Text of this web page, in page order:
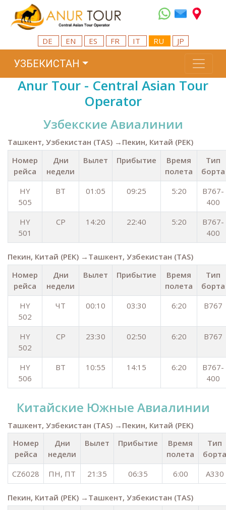
DE EN ES FR IT RU JP
УЗБЕКИСТАН
Anur Tour - Central Asian Tour
Operator
Узбекские Авиалинии
Ташкент, Узбекистан (TAS) →Пекин, Китай (PEK)
Номер
рейса
Дни
недели
Вылет Прибытие
Время
полета
Тип
борта
HY
505
ВТ 01:05 09:25 5:20
B767-
400
HY
501
СР 14:20 22:40 5:20
B767-
400
Пекин, Китай (PEK) →Ташкент, Узбекистан (TAS)
Номер
рейса
Дни
недели
Вылет Прибытие
Время
полета
Тип
борта
HY
502
ЧТ 00:10 03:30 6:20 B767
HY
502
СР 23:30 02:50 6:20 B767
HY
506
ВТ 10:55 14:15 6:20
B767-
400
Китайские Южные Авиалинии
Ташкент, Узбекистан (TAS) →Пекин, Китай (PEK)
Номер
рейса
Дни
недели
Вылет Прибытие
Время
полета
Тип
борта
CZ6028
ПН, ПТ 21:35 06:35 6:00 A330
Пекин, Китай (PEK) →Ташкент, Узбекистан (TAS)